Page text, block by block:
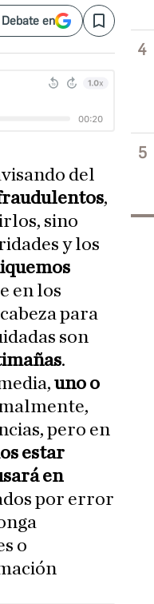
en Save
del
,
sino
y los
en los
para
son
.
uno o
pero en
estar
en
por error
o